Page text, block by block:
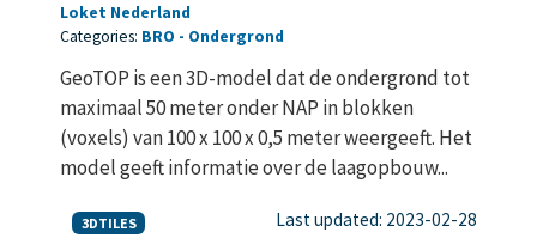
Loket Nederland
Categories: BRO Ondergrond
GeoTOP is een 3D-model dat de ondergrond tot
maximaal 50 meter onder NAP in blokken
(voxels) van 100 x 100 x 0,5 meter weergeeft. Het
model geeft informatie over de laagopbouw...
3DTILES Last updated: 2023-02-28